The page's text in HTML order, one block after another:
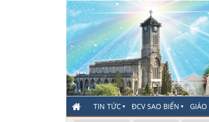
TIN TỨC ▼ ĐCV SAO BIỂN ▼ GIÁO